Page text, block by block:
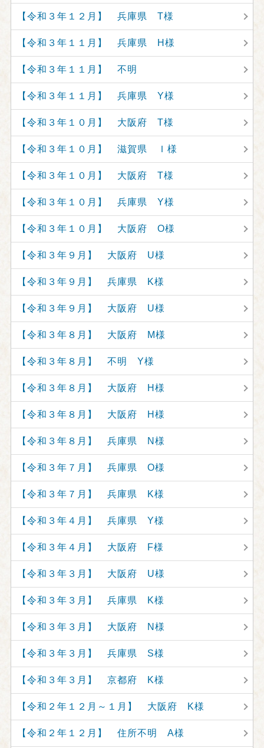
【令和３年１２月】 兵庫県 T様
【令和３年１１月】 兵庫県 H様
【令和３年１１月】 不明
【令和３年１１月】 兵庫県 Y様
【令和３年１０月】 大阪府 T様
【令和３年１０月】 滋賀県 Ｉ様
【令和３年１０月】 大阪府 T様
【令和３年１０月】 兵庫県 Y様
【令和３年１０月】 大阪府 O様
【令和３年９月】 大阪府 U様
【令和３年９月】 兵庫県 K様
【令和３年９月】 大阪府 U様
【令和３年８月】 大阪府 M様
【令和３年８月】 不明 Y様
【令和３年８月】 大阪府 H様
【令和３年８月】 大阪府 H様
【令和３年８月】 兵庫県 N様
【令和３年７月】 兵庫県 O様
【令和３年７月】 兵庫県 K様
【令和３年４月】 兵庫県 Y様
【令和３年４月】 大阪府 F様
【令和３年３月】 大阪府 U様
【令和３年３月】 兵庫県 K様
【令和３年３月】 大阪府 N様
【令和３年３月】 兵庫県 S様
【令和３年３月】 京都府 K様
【令和２年１２月～１月】 大阪府 K様
【令和２年１２月】 住所不明 A様